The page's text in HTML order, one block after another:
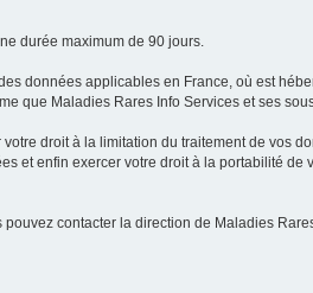
durée maximum de 90 jours.
données applicables en France, où est
que Maladies Rares Info Services et ses
droit à la limitation du traitement de vos
et enfin exercer votre droit à la portabilité de
contacter la direction de Maladies